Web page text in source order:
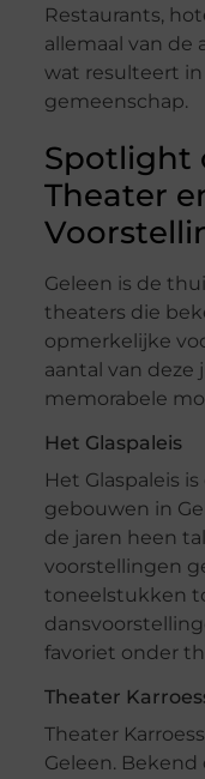
Restaurants,
allemaal van de
wat resulteert
gemeenschap.
Spotlight
Theater
Geleen is de
theaters die
opmerkelijke
aantal van
memorabele
Het Glaspaleis
Het Glaspaleis
gebouwen in
de jaren heen
voorstellingen
toneelstukken
favoriet onder
Theater
Theater
Geleen.